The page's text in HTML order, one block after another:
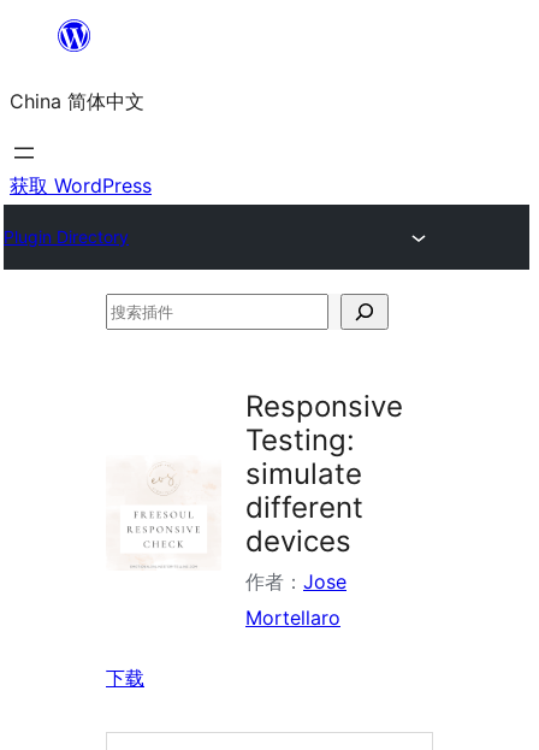
内
容
China 简体中文
获取 WordPress
Plugin Directory
搜
Responsive
Testing:
simulate
different
devices
作者： Jose
Mortellaro
下载